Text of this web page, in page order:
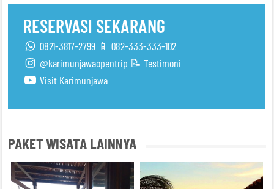
RESERVASI SEKARANG
0821-3817-2799 📱 082-333-333-102
@karimunjawaopentrip 📝 Testimoni
Visit Karimunjawa
PAKET WISATA LAINNYA